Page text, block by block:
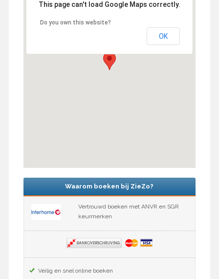
This page can't load Google Maps correctly.
Do you own this website?
OK
Waarom boeken bij ZieZo?
Vertrouwd boeken met ANVR en SGR
keurmerken
Veilig en snel online boeken